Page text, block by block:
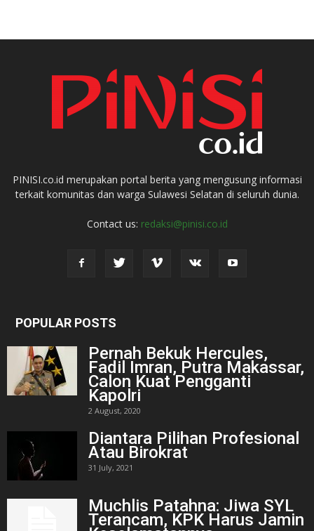
PINISI.co.id merupakan portal berita yang mengusung informasi
terkait komunitas dan warga Sulawesi Selatan di seluruh dunia.
Contact us: redaksi@pinisi.co.id
POPULAR POSTS
Pernah Bekuk Hercules,
Fadil Imran, Putra Makassar,
Calon Kuat Pengganti
Kapolri
2 August, 2020
Diantara Pilihan Profesional
Atau Birokrat
31 July, 2021
Muchlis Patahna: Jiwa SYL
Terancam, KPK Harus Jamin